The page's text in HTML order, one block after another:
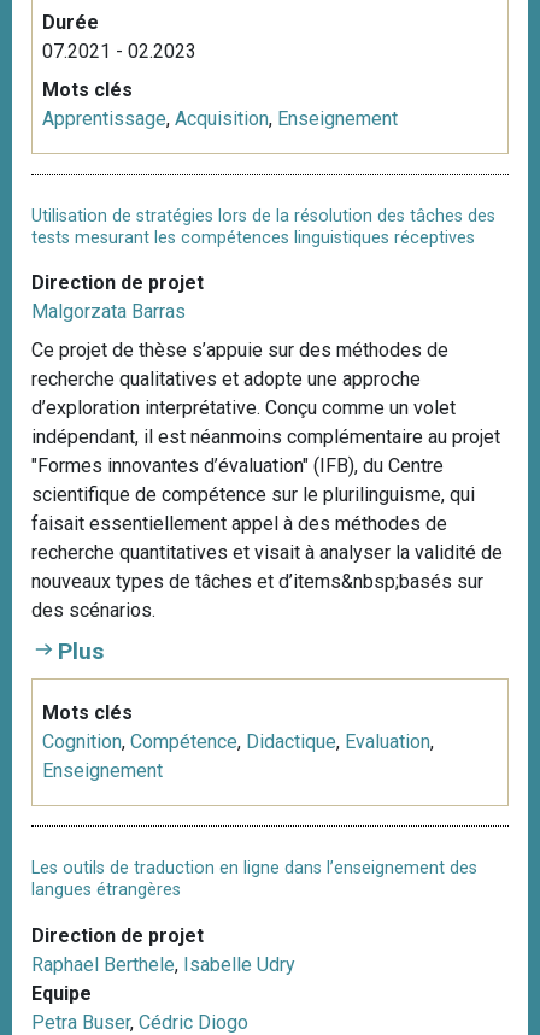
Durée
07.2021 - 02.2023
Mots clés
Apprentissage, Acquisition, Enseignement
Utilisation de stratégies lors de la résolution des tâches des
tests mesurant les compétences linguistiques réceptives
Direction de projet
Malgorzata Barras
Ce projet de thèse s’appuie sur des méthodes de
recherche qualitatives et adopte une approche
d’exploration interprétative. Conçu comme un volet
indépendant, il est néanmoins complémentaire au projet
"Formes innovantes d’évaluation" (IFB), du Centre
scientifique de compétence sur le plurilinguisme, qui
faisait essentiellement appel à des méthodes de
recherche quantitatives et visait à analyser la validité de
nouveaux types de tâches et d’items&nbsp;basés sur
des scénarios.
Plus
Mots clés
Cognition, Compétence, Didactique, Evaluation,
Enseignement
Les outils de traduction en ligne dans l’enseignement des
langues étrangères
Direction de projet
Raphael Berthele, Isabelle Udry
Equipe
Petra Buser, Cédric Diogo